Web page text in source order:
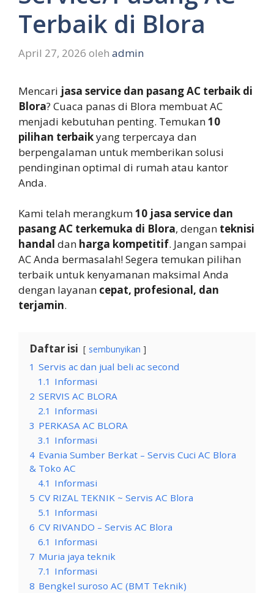
Terbaik di Blora
April 27, 2026 oleh admin
Mencari jasa service dan pasang AC terbaik di
Blora? Cuaca panas di Blora membuat AC
menjadi kebutuhan penting. Temukan10
pilihan terbaikyang terpercaya dan
berpengalaman untuk memberikan solusi
pendinginan optimal di rumah atau kantor
Anda.
Kami telah merangkum10 jasa service dan
pasang AC terkemuka di Blora, dengan teknisi
handal dan harga kompetitif. Jangan sampai
AC Anda bermasalah! Segera temukan pilihan
terbaik untuk kenyamanan maksimal Anda
dengan layanan cepat, profesional, dan
terjamin.
Daftar isi sembunyikan
1 Servis ac dan jual beli ac second
1.1 Informasi
2 SERVIS AC BLORA
2.1 Informasi
3 PERKASA AC BLORA
3.1 Informasi
4 Evania Sumber Berkat – Servis Cuci AC Blora
& Toko AC
4.1 Informasi
5 CV RIZAL TEKNIK ~ Servis AC Blora
5.1 Informasi
6 CV RIVANDO – Servis AC Blora
6.1 Informasi
7 Muria jaya teknik
7.1 Informasi
8 Bengkel suroso AC (BMT Teknik)